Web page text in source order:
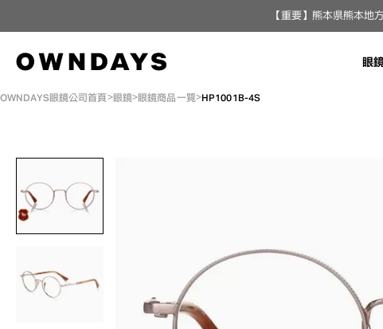
【重要】熊本県熊本地
眼
OWNDAYS眼鏡公司首頁 眼鏡 眼鏡商品一覽 HP1001B-4S